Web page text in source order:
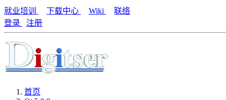
就业培训 下载中心 Wiki
联络
登录
注册
首页